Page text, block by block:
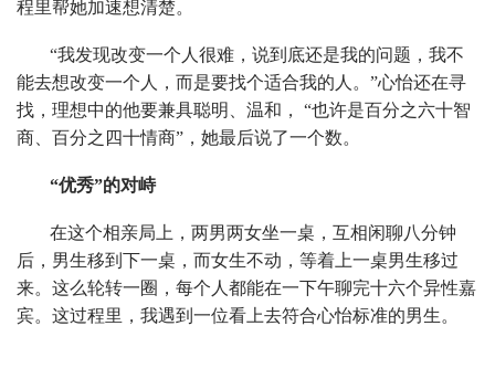
程里帮她加速想清楚。
“我发现改变一个人很难，说到底还是我的问题，我不
能去想改变一个人，而是要找个适合我的人。”心怡还在寻
找，理想中的他要兼具聪明、温和， “也许是百分之六十智
商、百分之四十情商”，她最后说了一个数。
“优秀”的对峙
在这个相亲局上，两男两女坐一桌，互相闲聊八分钟
后，男生移到下一桌，而女生不动，等着上一桌男生移过
来。这么轮转一圈，每个人都能在一下午聊完十六个异性嘉
宾。这过程里，我遇到一位看上去符合心怡标准的男生。